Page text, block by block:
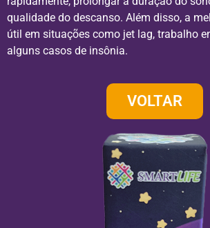
qualidade do descanso. Além disso, a
útil em situações como jet lag, trabalho
alguns casos de insônia.
VOLTAR